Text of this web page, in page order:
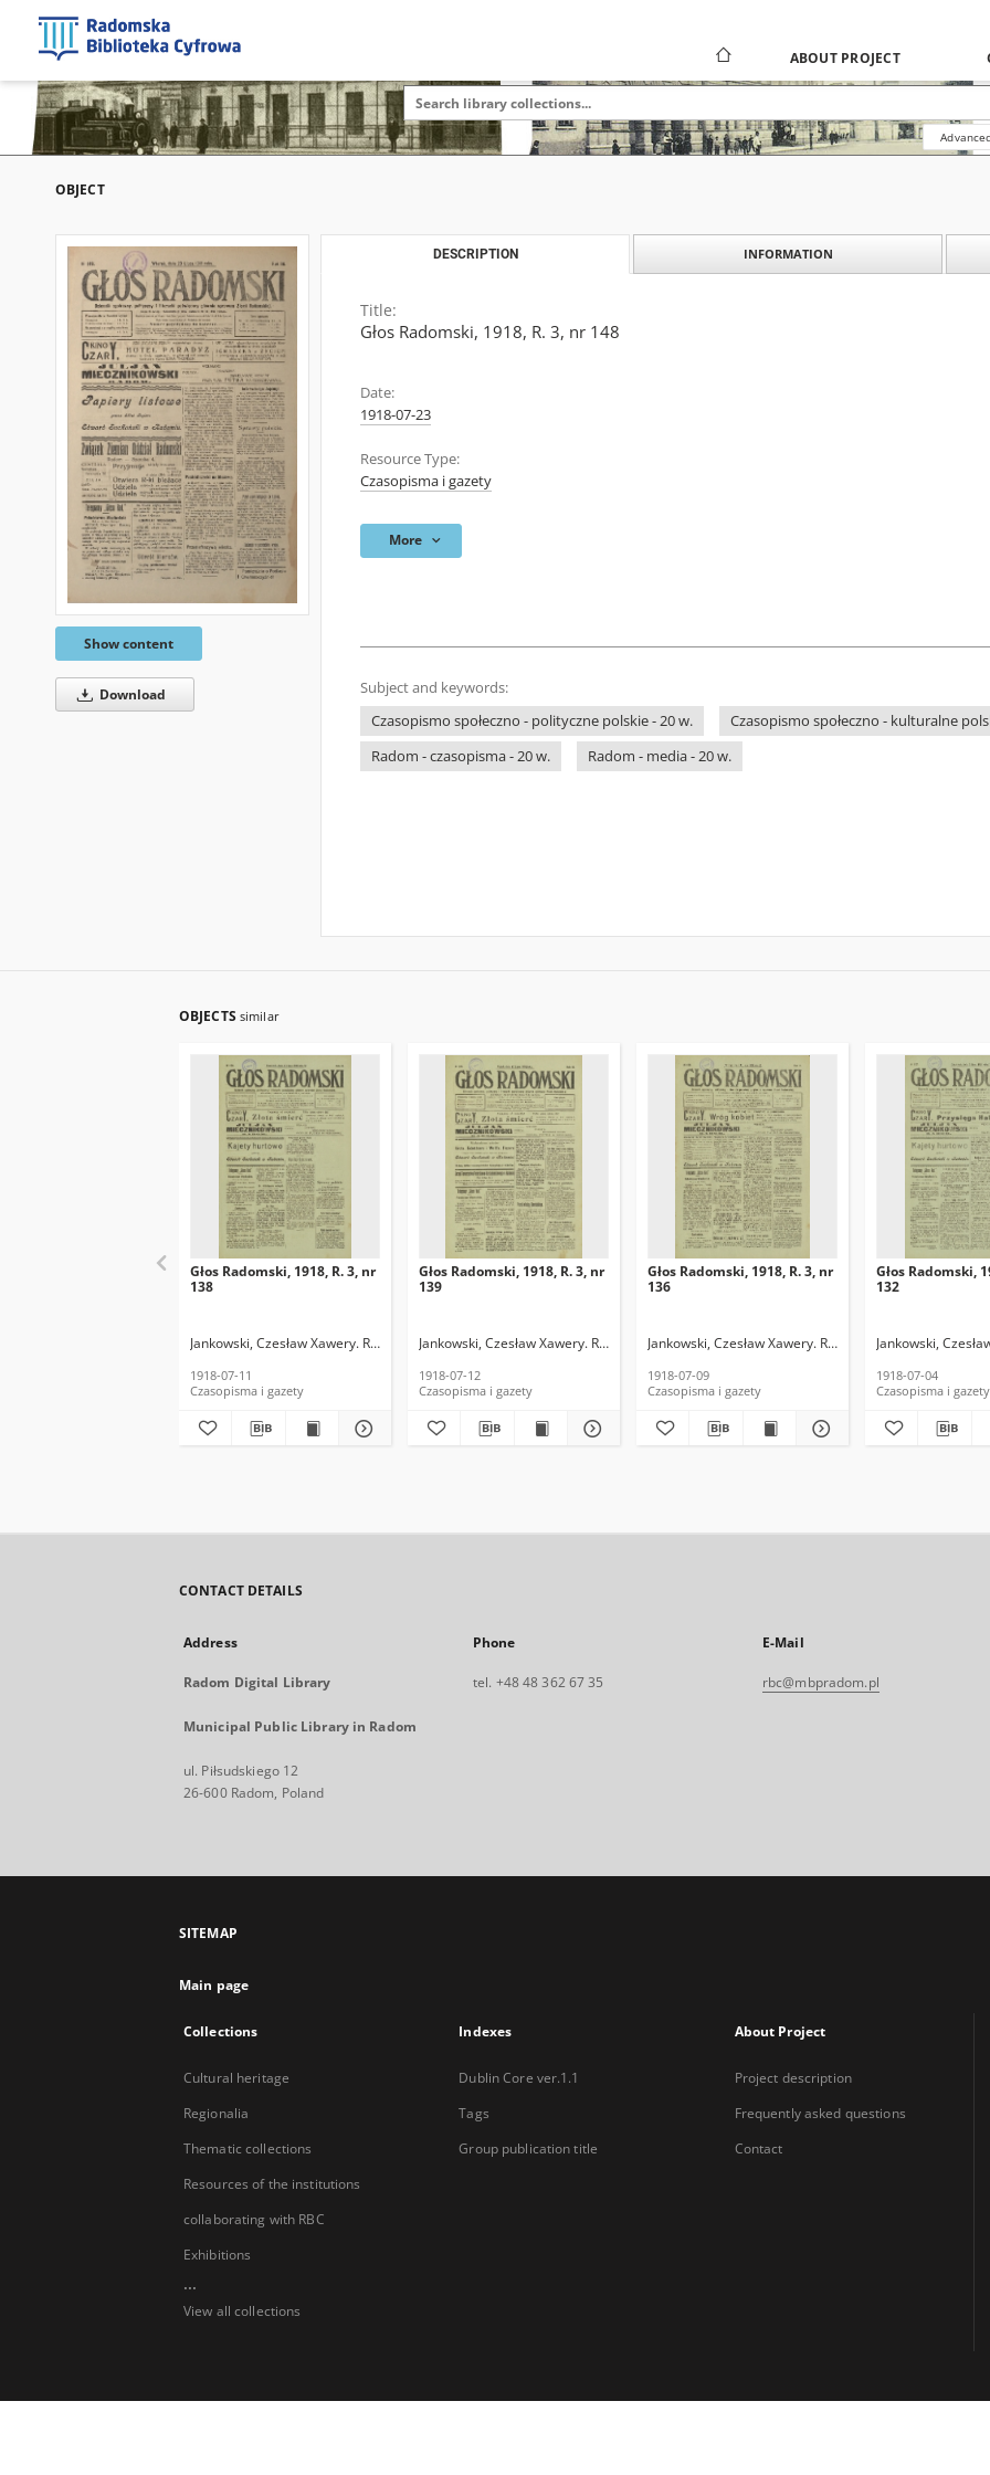
ABOUT PROJECT
OBJECT
Show content
Download
DESCRIPTION INFORMATION
Title:
Głos Radomski, 1918, R. 3, nr 148
Date:
1918-07-23
Resource Type:
Czasopisma i gazety
More
Subject and keywords:
Czasopismo społeczno - polityczne polskie - 20 w.
Czasopismo społeczno - kulturalne
Radom - czasopisma - 20 w.
Radom - media - 20 w.
OBJECTS similar
Głos Radomski, 1918, R. 3, nr
138
Jankowski, Czesław Xawery. Red.
1918-07-11
Czasopisma i gazety
Głos Radomski, 1918, R. 3, nr
139
Jankowski, Czesław Xawery. Red.
1918-07-12
Czasopisma i gazety
Głos Radomski, 1918, R. 3, nr
136
Jankowski, Czesław Xawery. Red.
1918-07-09
Czasopisma i gazety
Głos Radomski,
132
Jankowski,
1918-07-04
Czasopisma i gazety
CONTACT DETAILS
Address
Radom Digital Library
Municipal Public Library in Radom
ul. Piłsudskiego 12
26-600 Radom, Poland
Phone
tel. +48 48 362 67 35
E-Mail
rbc@mbpradom.pl
SITEMAP
Main page
Collections
Cultural heritage
Regionalia
Thematic collections
Resources of the institutions
collaborating with RBC
Exhibitions
...
View all collections
Indexes
Dublin Core ver.1.1
Tags
Group publication title
About Project
Project description
Frequently asked questions
Contact